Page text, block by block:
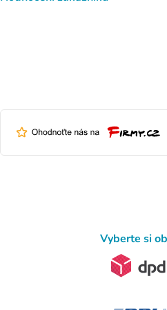
Vyberte si